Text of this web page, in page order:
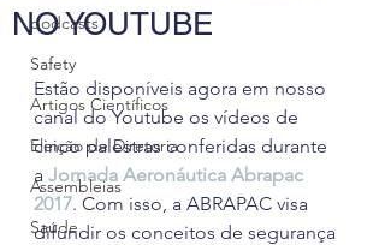
podcasts
Safety
Artigos Científicos
Eleição de Diretoria
Assembleias
Saúde
NO YOUTUBE
Estão disponíveis agora em nosso
canal do Youtube os vídeos de
cinco palestras conferidas durante
a Jornada Aeronáutica Abrapac
2017. Com isso, a ABRAPAC visa
difundir os conceitos de segurança